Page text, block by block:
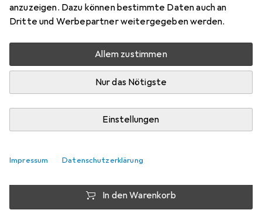
anzuzeigen. Dazu können bestimmte Daten auch an
Dritte und Werbepartner weitergegeben werden.
Allem zustimmen
Nur das Nötigste
Einstellungen
Impressum Datenschutzerklärung
Preis in EUR inkl. MwSt.
Mehr von Alba
Zwischen Do, 13.8. und Mo, 17.8. geliefert
9 Stück an Lager beim Drittanbieter
Lieferort angeben für genaue Lieferzeit
StockNet ConnectFR
In den Warenkorb